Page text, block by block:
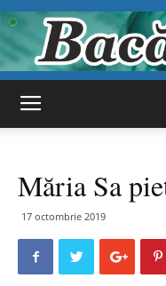
Măria Sa
17 octombrie 2019